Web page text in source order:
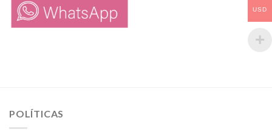
POLÍTICAS
USD